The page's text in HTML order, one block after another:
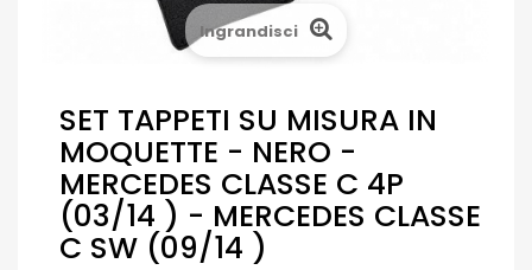
Ingrandisci
SET TAPPETI SU MISURA IN
MOQUETTE - NERO -
MERCEDES CLASSE C 4P
(03/14 ) - MERCEDES CLASSE
C SW (09/14 )